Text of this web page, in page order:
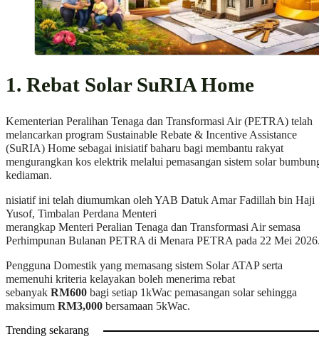
1. Rebat Solar SuRIA Home
Kementerian Peralihan Tenaga dan Transformasi Air (PETRA) telah
melancarkan program Sustainable Rebate & Incentive Assistance
(SuRIA) Home sebagai inisiatif baharu bagi membantu rakyat
mengurangkan kos elektrik melalui pemasangan sistem solar
kediaman.
nisiatif ini telah diumumkan oleh YAB Datuk Amar Fadillah bin Haji
Yusof, Timbalan Perdana Menteri
merangkap Menteri Peralian Tenaga dan Transformasi Air semasa
Perhimpunan Bulanan PETRA di Menara PETRA pada 22 Mei
Pengguna Domestik yang memasang sistem Solar ATAP serta
memenuhi kriteria kelayakan boleh menerima rebat
sebanyak RM600 bagi setiap 1kWac pemasangan solar sehingga
maksimum RM3,000 bersamaan 5kWac.
Trending sekarang